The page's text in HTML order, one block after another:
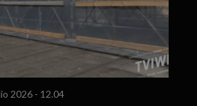
2026 - 12.04